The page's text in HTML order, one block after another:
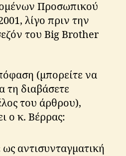
Προσωπικού
λίγο πριν την
του Big Brother
(μπορείτε να
τη διαβάσετε
του άρθρου),
ο κ. Βέρρας:
αντισυνταγματική